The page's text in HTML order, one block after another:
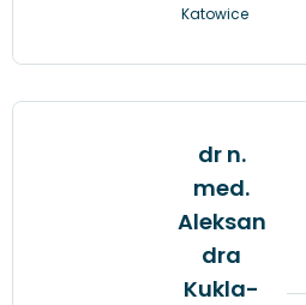
Katowice
dr n.
med.
Aleksan
dra
Kukla-